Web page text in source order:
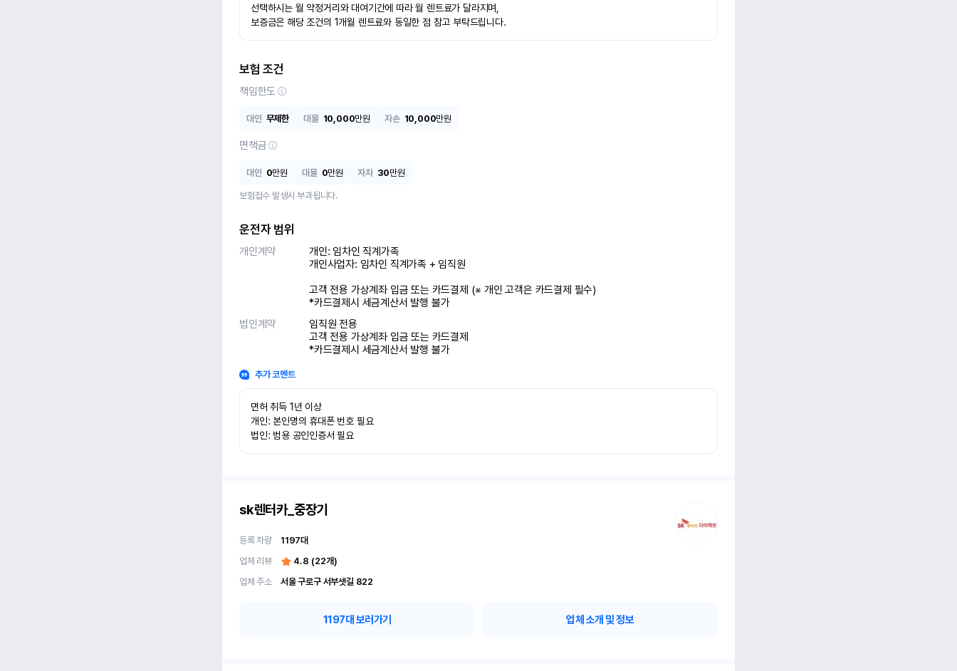
선택하시는 월 약정거리와 대여기간에 따라 월 렌트료가 달라지며,
보증금은 해당 조건의 1개월 렌트료와 동일한 점 참고 부탁드립니다.
보험 조건
책임한도
대인 무제한 대물 10,000만원 자손 10,000만원
면책금
대인 0만원 대물 0만원 자차 30만원
보험접수 발생시 부과됩니다.
운전자 범위
개인계약
개인: 임차인 직계가족
개인사업자: 임차인 직계가족 + 임직원
고객 전용 가상계좌 입금 또는 카드결제 (※ 개인 고객은 카드결제 필수)
*카드결제시 세금계산서 발행 불가
법인계약
임직원 전용
고객 전용 가상계좌 입금 또는 카드결제
*카드결제시 세금계산서 발행 불가
추가 코멘트
면허 취득 1년 이상
개인: 본인명의 휴대폰 번호 필요
법인: 범용 공인인증서 필요
sk렌터카_중장기
등록 차량 1197대
업체 리뷰
4.8 (22개)
업체 주소
서울 구로구 서부샛길 822
1197대 보러가기 업체 소개 및 정보